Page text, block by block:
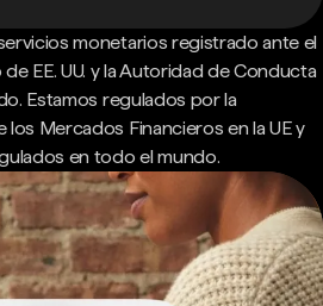
monetarios registrado ante el
EE. UU. y la Autoridad de Conducta
Estamos regulados por la
Mercados Financieros en la UE y
en todo el mundo.